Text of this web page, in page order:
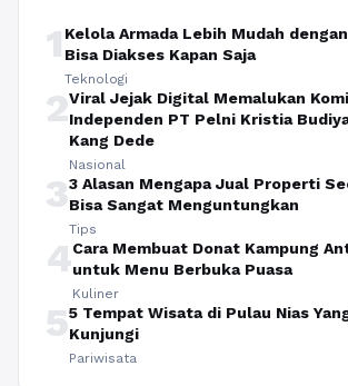
1 Kelola Armada Lebih Mudah
Bisa Diakses Kapan Saja
Teknologi
2Viral Jejak Digital Memalukan
Independen PT Pelni Kristia
Kang Dede
Nasional
33 Alasan Mengapa Jual Properti
Bisa Sangat Menguntungkan
Tips
4Cara Membuat Donat Kampung
untuk Menu Berbuka Puasa
Kuliner
55 Tempat Wisata di Pulau Nias
Kunjungi
Pariwisata